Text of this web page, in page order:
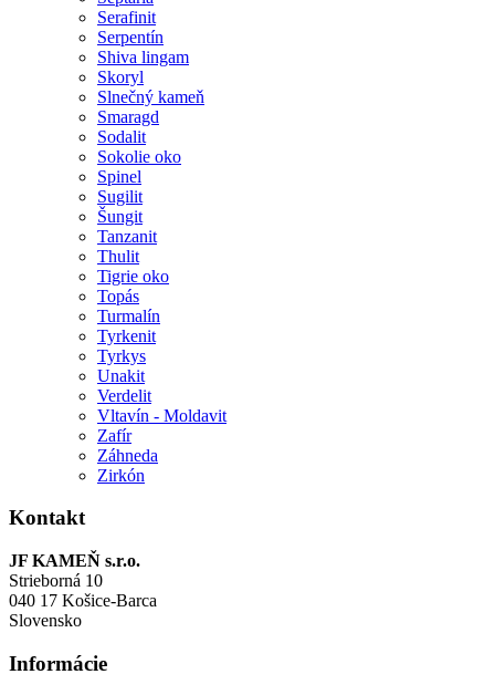
Serafinit
Serpentín
Shiva lingam
Skoryl
Slnečný kameň
Smaragd
Sodalit
Sokolie oko
Spinel
Sugilit
Šungit
Tanzanit
Thulit
Tigrie oko
Topás
Turmalín
Tyrkenit
Tyrkys
Unakit
Verdelit
Vltavín - Moldavit
Zafír
Záhneda
Zirkón
Kontakt
JF KAMEŇ s.r.o.
Strieborná 10
040 17 Košice-Barca
Slovensko
Informácie